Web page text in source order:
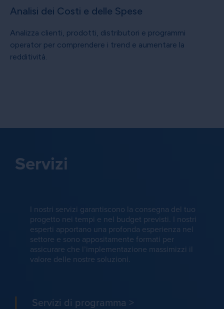
Analisi dei Costi e delle Spese
Analizza clienti, prodotti, distributori e programmi
operator per comprendere i trend e aumentare la
redditività.
Servizi
I nostri servizi garantiscono la consegna del tuo
progetto nei tempi e nel budget previsti. I nostri
esperti apportano una profonda esperienza nel
settore e sono appositamente formati per
assicurare che l’implementazione massimizzi il
valore delle nostre soluzioni.
Servizi di programma >